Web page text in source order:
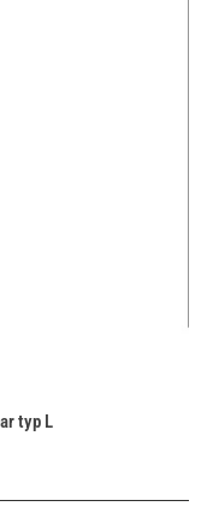
typ L